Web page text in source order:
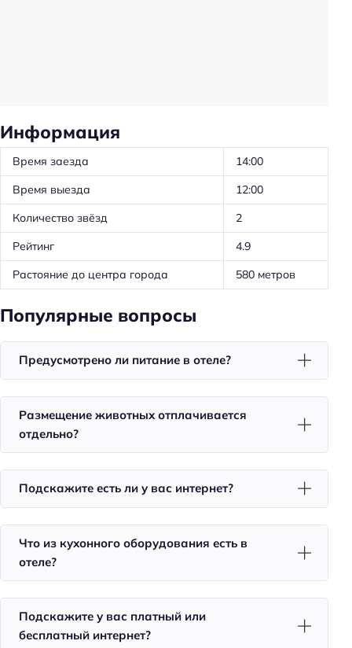
Частота уборки: по запросу
Частота уборки: ежедневно
Автоматы со снэками
Общая кухня
Доставка цветов в номер
Предоставление отчётных документов
Химчистка
Ускоренная регистрация заезда/отъезда
Проживание с животными
Оборудование для кухни: микроволновка
Оборудование для кухни: посудомойка
Оборудование для кухни: посуда
Оборудование для кухни: чайник
Тип сейфа: у администратора
Удобства в номерах
Кухня/кухонный уголок в номере
Информация
Время заезда
14:00
Время выезда
12:00
Количество звёзд
2
Рейтинг
4.9
Растояние до центра города
580 метров
Популярные вопросы
Предусмотрено ли питание в отеле?
Размещение животных отплачивается
отдельно?
Подскажите есть ли у вас интернет?
Что из кухонного оборудования есть в
отеле?
Подскажите у вас платный или
бесплатный интернет?